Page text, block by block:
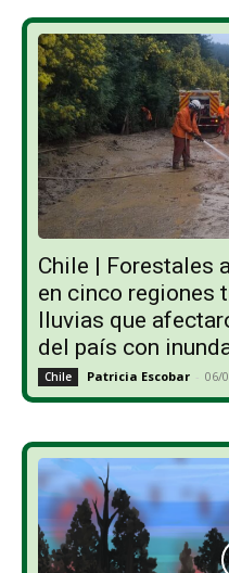
Chile | Forestales
en cinco regiones
lluvias que
del país con
Chile Patricia Escobar - 06/